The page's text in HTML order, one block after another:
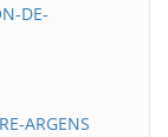
DE-
ARGENS